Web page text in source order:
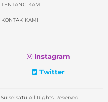
TENTANG KAMI
KONTAK KAMI
Instagram
Twitter
Sulselsatu All Rights Reserved